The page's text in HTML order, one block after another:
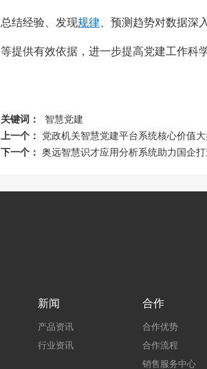
总结经验、发现规律 、预测趋势对数据深
等提供有效依据，进一步提高党建工作科
关键词：
智慧党建
上一个：
党政机关智慧党建平台系统核心价值
下一个： 奥远智慧识才应用分析系统助力国企
新闻
产品资讯
行业资讯
合作
合作优势
合作流程
销售服务中心